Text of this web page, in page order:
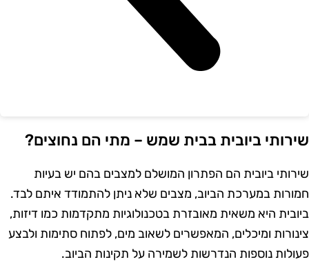
ביובית בבית שמש – מתי הם נחוצים?
ביובית הם הפתרון המושלם למצבים בהם יש בעיות
במערכת הביוב, מצבים שלא ניתן להתמודד איתם לבד.
היא משאית מאובזרת בטכנולוגיות מתקדמות כמו דיזות,
ומיכלים, המאפשרים לשאוב מים, לפתוח סתימות ולבצע
נוספות הנדרשות לשמירה על תקינות הביוב.